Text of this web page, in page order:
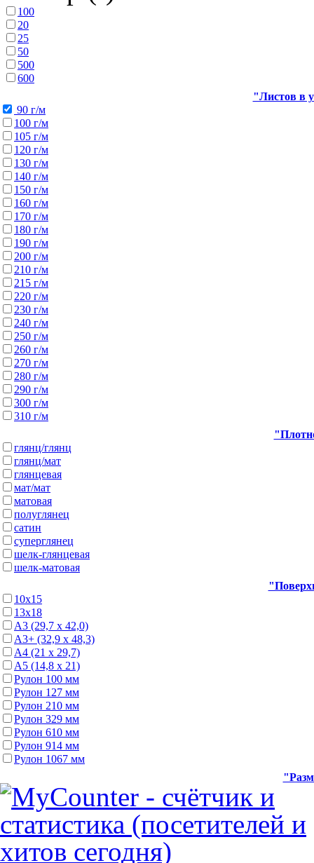
100
20
25
50
500
600
"Листов в
90 г/м
100 г/м
105 г/м
120 г/м
130 г/м
140 г/м
150 г/м
160 г/м
170 г/м
180 г/м
190 г/м
200 г/м
210 г/м
215 г/м
220 г/м
230 г/м
240 г/м
250 г/м
260 г/м
270 г/м
280 г/м
290 г/м
300 г/м
310 г/м
глянц/глянц
глянц/мат
глянцевая
мат/мат
матовая
полуглянец
сатин
суперглянец
шелк-глянцевая
шелк-матовая
10х15
13х18
А3 (29,7 х 42,0)
А3+ (32,9 х 48,3)
А4 (21 х 29,7)
А5 (14,8 х 21)
Рулон 100 мм
Рулон 127 мм
Рулон 210 мм
Рулон 329 мм
Рулон 610 мм
Рулон 914 мм
Рулон 1067 мм